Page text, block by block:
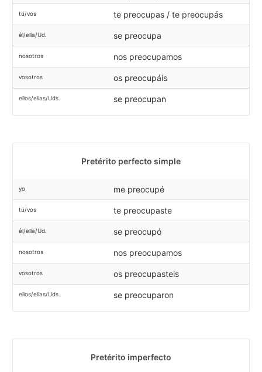
tú/vos te preocupas / te preocupás
él/ella/Ud. se preocupa
nosotros nos preocupamos
vosotros os preocupáis
ellos/ellas/Uds. se preocupan
Pretérito perfecto simple
yo me preocupé
tú/vos te preocupaste
él/ella/Ud. se preocupó
nosotros nos preocupamos
vosotros os preocupasteis
ellos/ellas/Uds. se preocuparon
Pretérito imperfecto